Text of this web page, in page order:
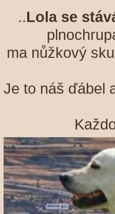
..Lola se
ma nůžkový
Je to náš ďábel